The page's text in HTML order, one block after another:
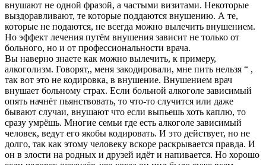
внушают не одной фразой, а частыми визитами. Некоторые
выздоравливают, те которые поддаются внушению. А те,
которые не подаются, не всегда можно вылечить внушением.
Но эффект лечения путём внушения зависит не только от
больного, но и от профессиональности врача.
Вы наверно знаете как можно вылечить, к примеру,
алкоголизм. Говорят,, меня закодировали, мне пить нельзя “ ,
так вот это не кодировка, в внушение. Внушением врач
внушает больному страх. Если больной алкоголе зависимый
опять начнёт пьянствовать, то что-то случится или даже
бывают случаи, внушают что если выпьешь хоть каплю, то
сразу умрёшь. Многие семьи где есть алкоголе зависимый
человек, ведут его якобы кодировать. И это действует, но не
долго, так как этому человеку вскоре раскрывается правда. И
он в злости на родных и друзей идёт и напивается. Но хорошо